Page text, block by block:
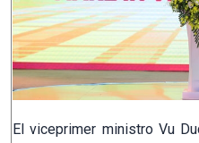
El viceprimer ministro Vu